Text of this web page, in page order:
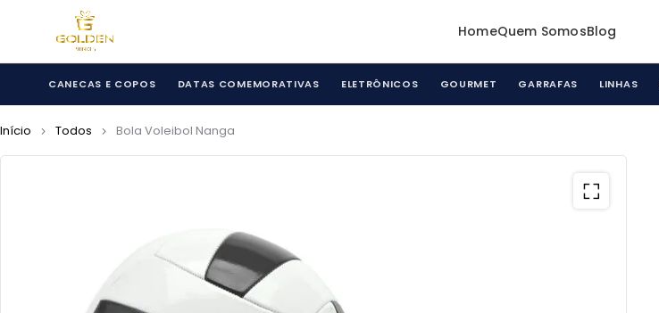
HomeQuem SomosBlog
CANECAS E COPOS DATAS COMEMORATIVAS ELETRÔNICOS GOURMET GARRAFAS LINHAS
Início Todos Bola Voleibol Nanga